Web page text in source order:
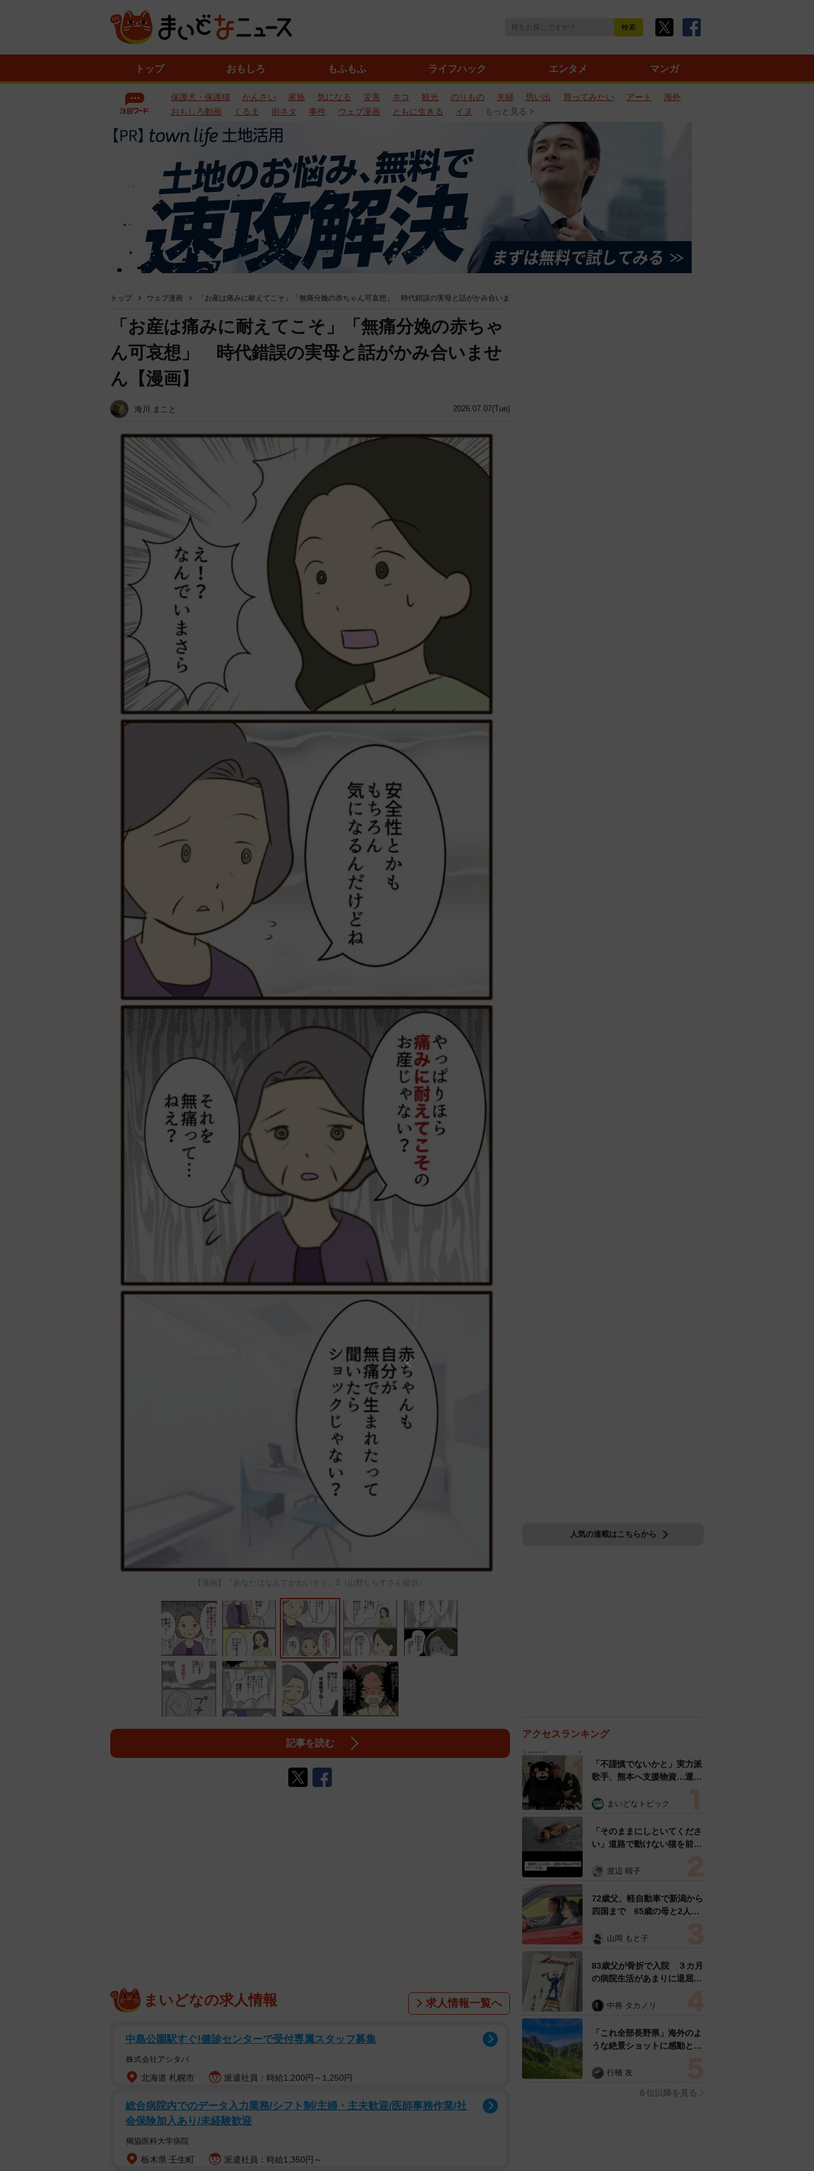
トップ おもしろ もふもふ ライフハック エンタメ マンガ
保護犬・保護猫 かんさい 家族 気になる 災害 ネコ 観光 のりもの 夫婦 思い出 買ってみたい アート
海外
おもしろ動画
くるま 街ネタ 事件 ウェブ漫画 ともに生きる イヌ もっと見る
トップ ウェブ漫画 「お産は痛みに耐えてこそ」「無痛分娩の赤ちゃん可哀想」 時代錯誤の実母と話がかみ合いま
2026.07.07(Tue)
「お産は痛みに耐えてこそ」「無痛分娩の赤ちゃ
ん可哀想」 時代錯誤の実母と話がかみ合いませ
ん【漫画】
海川 まこと
【漫画】『あなたはなんてかわいそう』2（山野しらすさん提供）
記事を読む
まいどなの求人情報 求人情報一覧へ
中島公園駅すぐ!健診センターで受付専属スタッフ募集
株式会社アシタバ
北海道 札幌市 派遣社員：時給1,200円～1,250円
総合病院内でのデータ入力業務/シフト制/主婦・主夫歓迎/医師事務作業/社
会保険加入あり/未経験歓迎
獨協医科大学病院
栃木県 壬生町 派遣社員：時給1,350円～
人気の連載はこちらから
アクセスランキング
「不謹慎でないかと」実力派
歌手、熊本へ支援物資…運搬
めらい 「痛いほど伝わる」
まいどなトピック
「そのままにしといてくださ
い」道路で動けない猫を前に
ようとした4日間 「命の重
表の訴え
渡辺 晴子
72歳父、軽自動車で新潟から
四国まで 65歳の母と2人で
憩まで分刻み… 「大学生で
山岡 もと子
83歳父が骨折で入院 ３カ月
の病院生活があまりに退屈で
い！」→スケッチブックを見
すよ…」
中将 タカノリ
「これ全部長野県」海外のよ
うな絶景ショットに感動と反
ったんだって気づいた」
行橋 友
６位以降を見る